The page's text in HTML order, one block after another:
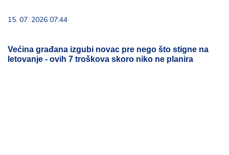
15. 07. 2026 07:44
Većina građana izgubi novac pre nego što stigne na
letovanje - ovih 7 troškova skoro niko ne planira